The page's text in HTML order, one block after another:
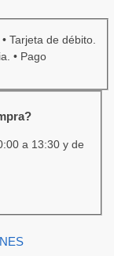
a 13:30 y de